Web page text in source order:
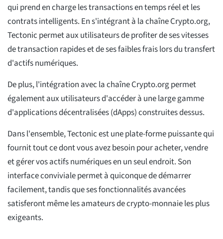
qui prend en charge les transactions en temps réel et les
contrats intelligents. En s'intégrant à la chaîne Crypto.org,
Tectonic permet aux utilisateurs de profiter de ses vitesses
de transaction rapides et de ses faibles frais lors du transfert
d'actifs numériques.
De plus, l'intégration avec la chaîne Crypto.org permet
également aux utilisateurs d'accéder à une large gamme
d'applications décentralisées (dApps) construites dessus.
Dans l'ensemble, Tectonic est une plate-forme puissante qui
fournit tout ce dont vous avez besoin pour acheter, vendre
et gérer vos actifs numériques en un seul endroit. Son
interface conviviale permet à quiconque de démarrer
facilement, tandis que ses fonctionnalités avancées
satisferont même les amateurs de crypto-monnaie les plus
exigeants.